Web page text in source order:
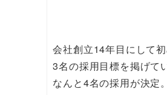
会社創立14年目にして
3名の採用目標を掲げて
なんと4名の採用が決定。